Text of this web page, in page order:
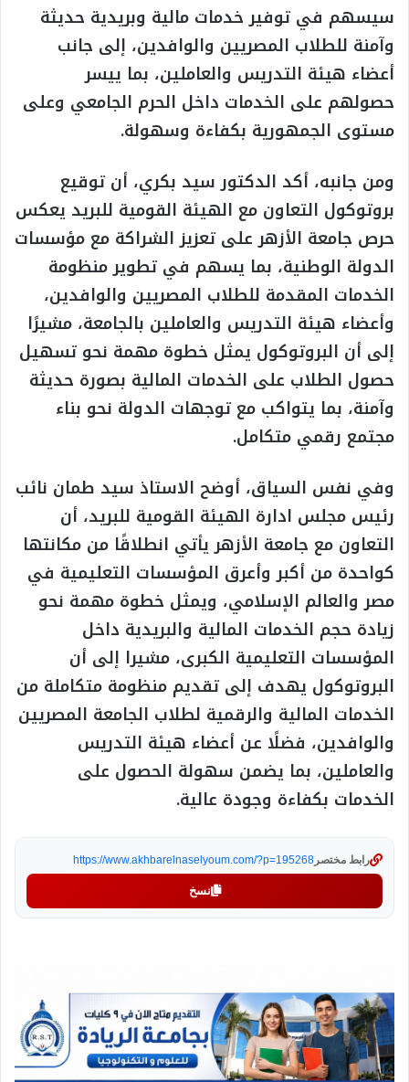
سيسهم في توفير خدمات مالية وبريدية حديثة
وآمنة للطلاب المصريين والوافدين، إلى جانب
أعضاء هيئة التدريس والعاملين، بما ييسر
حصولهم على الخدمات داخل الحرم الجامعي وعلى
مستوى الجمهورية بكفاءة وسهولة.
ومن جانبه، أكد الدكتور سيد بكري، أن توقيع
بروتوكول التعاون مع الهيئة القومية للبريد يعكس
حرص جامعة الأزهر على تعزيز الشراكة مع مؤسسات
الدولة الوطنية، بما يسهم في تطوير منظومة
الخدمات المقدمة للطلاب المصريين والوافدين،
وأعضاء هيئة التدريس والعاملين بالجامعة، مشيرًا
إلى أن البروتوكول يمثل خطوة مهمة نحو تسهيل
حصول الطلاب على الخدمات المالية بصورة حديثة
وآمنة، بما يتواكب مع توجهات الدولة نحو بناء
مجتمع رقمي متكامل.
وفي نفس السياق، أوضح الاستاذ سيد طمان نائب
رئيس مجلس ادارة الهيئة القومية للبريد، أن
التعاون مع جامعة الأزهر يأتي انطلاقًا من مكانتها
كواحدة من أكبر وأعرق المؤسسات التعليمية في
مصر والعالم الإسلامي، ويمثل خطوة مهمة نحو
زيادة حجم الخدمات المالية والبريدية داخل
المؤسسات التعليمية الكبرى، مشيرا إلى أن
البروتوكول يهدف إلى تقديم منظومة متكاملة من
الخدمات المالية والرقمية لطلاب الجامعة المصريين
والوافدين، فضلًا عن أعضاء هيئة التدريس
والعاملين، بما يضمن سهولة الحصول على
الخدمات بكفاءة وجودة عالية.
رابط مختصر https://www.akhbarelnaselyoum.com/?p=195268
نسخ